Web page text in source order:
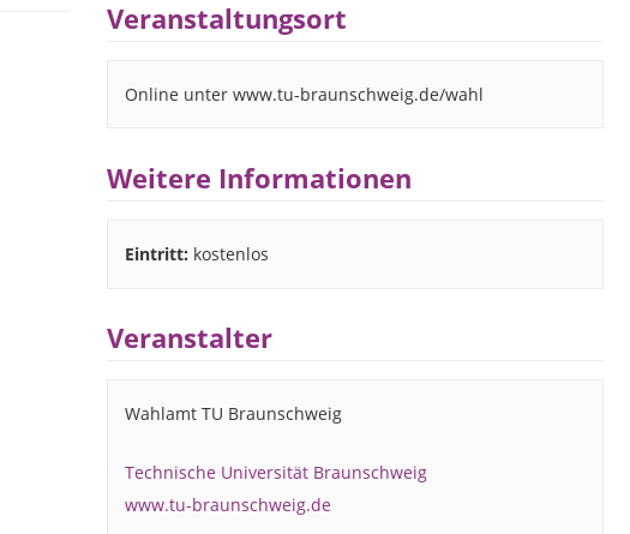
Veranstaltungsort
Online unter www.tu-braunschweig.de/wahl
Weitere Informationen
Eintritt: kostenlos
Veranstalter
Wahlamt TU Braunschweig
Technische Universität Braunschweig
www.tu-braunschweig.de